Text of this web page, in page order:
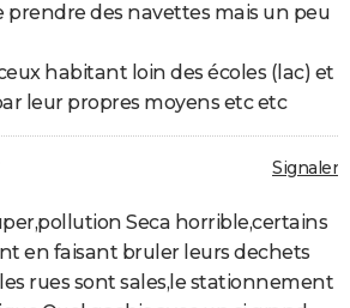
prendre des navettes mais un peu
habitant loin des écoles (lac) et
leur propres moyens etc etc
Signaler
Seca horrible,certains
en faisant bruler leurs dechets
rues sont sales,le stationnement